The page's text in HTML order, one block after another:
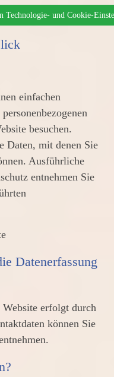
und Cookie-
einfachen
besuchen.
Daten, mit denen Sie
Ausführliche
entnehmen Sie
Datenerfassung
erfolgt durch
können Sie